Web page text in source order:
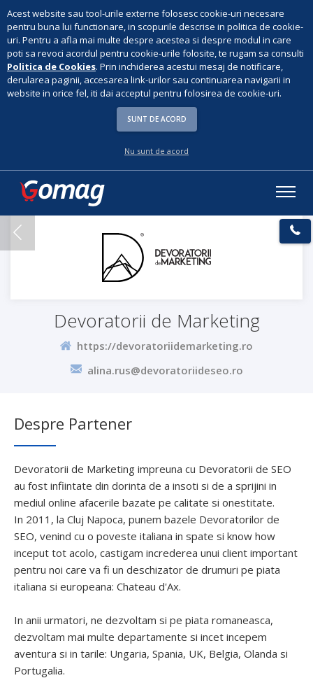
Acest website sau tool-urile externe folosesc cookie-uri necesare
pentru buna lui functionare, in scopurile descrise in politica de cookie-
uri. Pentru a afla mai multe despre acestea si despre modul in care
poti sa revoci acordul pentru cookie-urile folosite, te rugam sa consulti
Politica de Cookies. Prin inchiderea acestui mesaj de notificare,
derularea paginii, accesarea link-urilor sau continuarea navigarii in
website in orice fel, iti dai acceptul pentru folosirea de cookie-uri.
SUNT DE ACORD
Nu sunt de acord
Devoratorii de Marketing
https://devoratoriidemarketing.ro
alina.rus@devoratoriideseo.ro
Despre Partener
Devoratorii de Marketing impreuna cu Devoratorii de SEO
au fost infiintate din dorinta de a insoti si de a sprijini in
mediul online afacerile bazate pe calitate si onestitate.
In 2011, la Cluj Napoca, punem bazele Devoratorilor de
SEO, venind cu o poveste italiana in spate si know how
inceput tot acolo, castigam increderea unui client important
pentru noi care va fi un deschizator de drumuri pe piata
italiana si europeana: Chateau d'Ax.
In anii urmatori, ne dezvoltam si pe piata romaneasca,
dezvoltam mai multe departamente si incet incepem
aventura si in tarile: Ungaria, Spania, UK, Belgia, Olanda si
Portugalia.